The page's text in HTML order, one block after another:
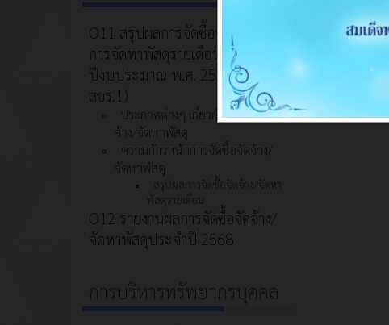
O11 สรุปผลการจัดซื้อจัดจ้างหรือ
การจัดหาพัสดุรายเดือนประจำ
ปีงบประมาณ พ.ศ. 2569 (แบบ
สขร.1)
ประกาศต่างๆ เกี่ยวกับการจัดซื้อจัด
จ้าง/จัดหาพัสดุ
ความก้าวหน้าการจัดซื้อจัดจ้าง/
จัดหาพัสดุ
สรุปผลการจัดซื้อจัดจ้าง/จัดหา
พัสดุรายเดือน
O12 รายงานผลการจัดซื้อจัดจ้าง/
จัดหาพัสดุประจำปี 2568
การบริหารทรัพยากรบุคคล